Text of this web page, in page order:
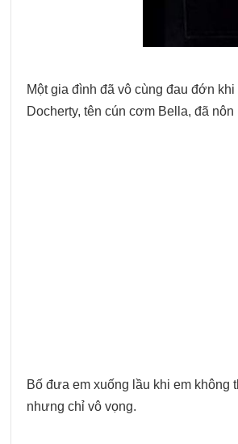
Một gia đình đã vô cùng đau đớn
Docherty, tên cún cơm Bella, đã
Bố đưa em xuống lầu khi em không
nhưng chỉ vô vọng.